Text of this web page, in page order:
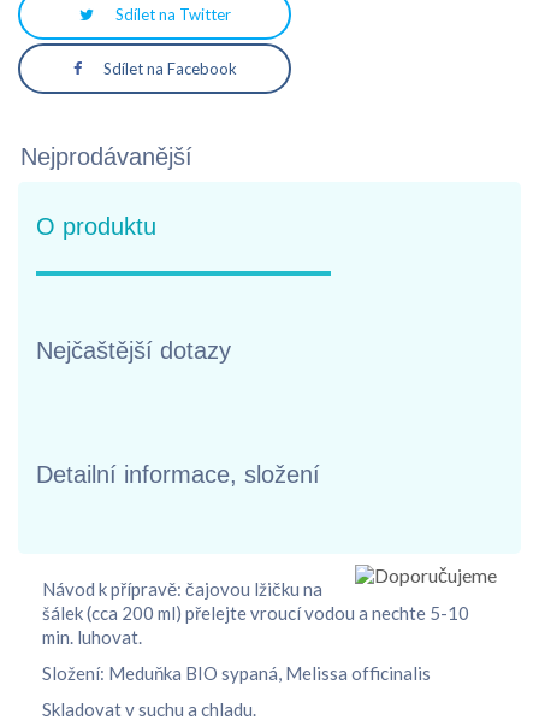
Sdílet na Twitter
Sdílet na Facebook
Nejprodávanější
O produktu
Nejčaštější dotazy
Detailní informace, složení
Návod k přípravě: čajovou lžičku na
šálek (cca 200 ml) přelejte vroucí vodou a nechte 5-10
min. luhovat.
Složení: Meduňka BIO sypaná, Melissa officinalis
Skladovat v suchu a chladu.